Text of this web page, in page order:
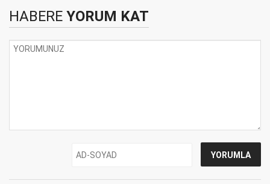
HABERE YORUM KAT